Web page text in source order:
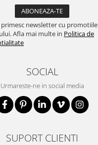
primesc newsletter cu promotiile
Afla mai multe in Politica de
SOCIAL
Urmareste-ne in social media
SUPORT CLIENTI